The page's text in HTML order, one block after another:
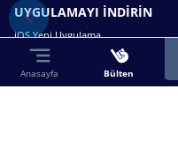
UYGULAMAYI İNDİRİN
iOS Yeni Uygulama
Anasayfa Bülten